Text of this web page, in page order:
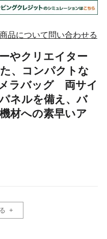
品について問い合わせる
やクリエイター
、コンパクトな
ラバッグ 両サイ
ネルを備え、バ
材への素早いア